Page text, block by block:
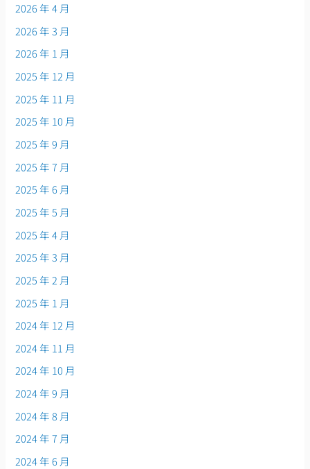
2026 年 4 月
2026 年 3 月
2026 年 1 月
2025 年 12 月
2025 年 11 月
2025 年 10 月
2025 年 9 月
2025 年 7 月
2025 年 6 月
2025 年 5 月
2025 年 4 月
2025 年 3 月
2025 年 2 月
2025 年 1 月
2024 年 12 月
2024 年 11 月
2024 年 10 月
2024 年 9 月
2024 年 8 月
2024 年 7 月
2024 年 6 月